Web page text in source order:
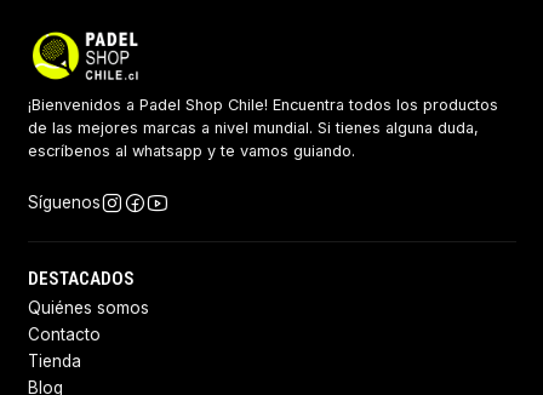
¡Bienvenidos a Padel Shop Chile! Encuentra todos los productos
de las mejores marcas a nivel mundial. Si tienes alguna duda,
escríbenos al whatsapp y te vamos guiando.
Síguenos
DESTACADOS
Quiénes somos
Contacto
Tienda
Blog